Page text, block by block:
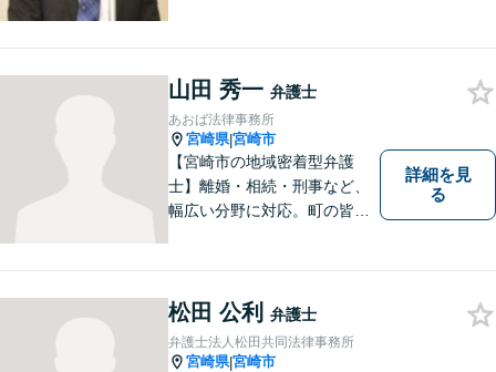
山田 秀一 弁護士
あおば法律事務所
宮崎県|宮崎市
【宮崎市の地域密着型弁護
士】離婚・相続・刑事など、
幅広い分野に対応。町の皆様
ださい。きっと道が開けま
す。
詳細を見
る
松田 公利 弁護士
弁護士法人松田共同法律事務所
宮崎県|宮崎市